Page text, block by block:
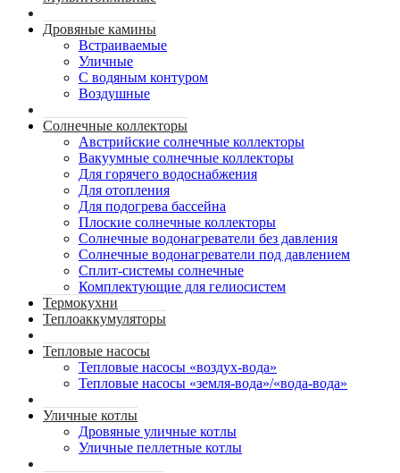
Дровяные камины
Встраиваемые
Уличные
С водяным контуром
Воздушные
Солнечные коллекторы
Австрийские солнечные коллекторы
Вакуумные солнечные коллекторы
Для горячего водоснабжения
Для отопления
Для подогрева бассейна
Плоские солнечные коллекторы
Солнечные водонагреватели без давления
Солнечные водонагреватели под давлением
Сплит-системы солнечные
Комплектующие для гелиосистем
Термокухни
Теплоаккумуляторы
Тепловые насосы
Тепловые насосы «воздух-вода»
Тепловые насосы «земля-вода»/«вода-вода»
Уличные котлы
Дровяные уличные котлы
Уличные пеллетные котлы